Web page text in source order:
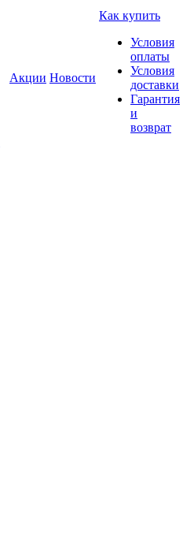
Акции Новости
Как купить
Условия
оплаты
Условия
доставки
Гарантия
и
возврат